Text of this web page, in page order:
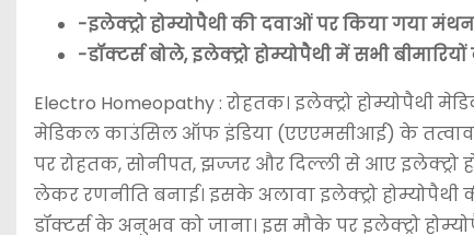
-इलेक्ट्रो होम्योपैथी की दवाओं पर किया गया मंथन
-डॉक्टर्स बोले, इलेक्ट्रो होम्योपैथी में सभी
Electro Homeopathy : रोहतक। इलेक्ट्रो
मेडिकल काउंसिल ऑफ इंडिया (एएएमसीआई) के
पर रोहतक, सोनीपत, झज्जर और दिल्ली से आए इलेक्ट्रो
लेकर रणनीति बनाई। इसके अलावा इलेक्ट्रो
डॉक्टर्स के अनुभव को जाना। इस मौके पर इलेक्ट्रो